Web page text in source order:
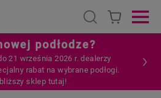
Open search
podłodze?
21 września 2026 r. dealerzy
rabat na wybrane podłogi.
sklep tutaj!